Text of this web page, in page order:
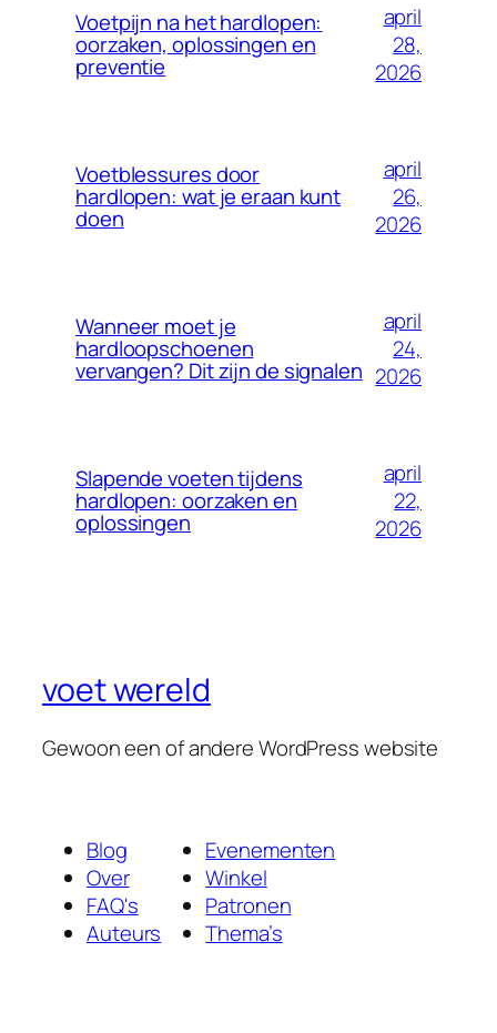
Voetpijn na het hardlopen:
oorzaken, oplossingen en
preventie
april
28,
2026
Voetblessures door
hardlopen: wat je eraan kunt
doen
april
26,
2026
Wanneer moet je
hardloopschoenen
vervangen? Dit zijn de signalen
april
24,
2026
Slapende voeten tijdens
hardlopen: oorzaken en
oplossingen
april
22,
2026
voet wereld
Gewoon een of andere WordPress website
Blog
Over
FAQ's
Auteurs
Evenementen
Winkel
Patronen
Thema’s